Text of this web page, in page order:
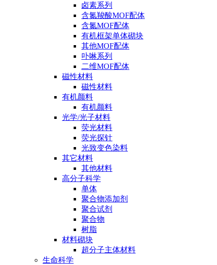
卤素系列
含氮羧酸MOF配体
含氮MOF配体
有机框架单体砌块
其他MOF配体
卟啉系列
二维MOF配体
磁性材料
磁性材料
有机颜料
有机颜料
光学/光子材料
荧光材料
荧光探针
光致变色染料
其它材料
其他材料
高分子科学
单体
聚合物添加剂
聚合试剂
聚合物
树脂
材料砌块
超分子主体材料
生命科学